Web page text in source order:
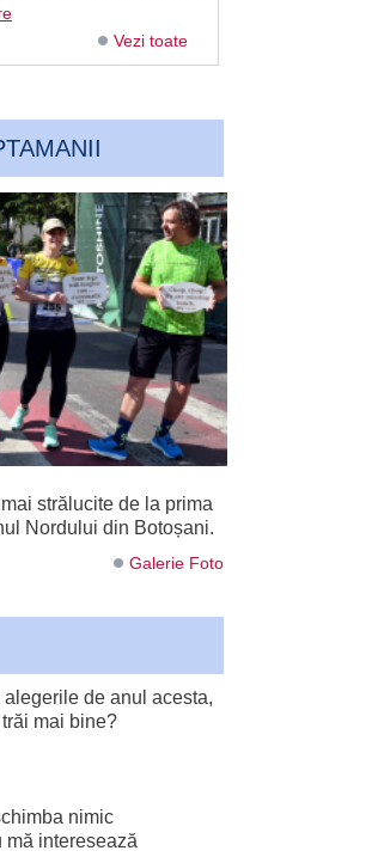
Vezi toate
strălucite de la prima
Nordului din Botoșani.
Galerie Foto
de anul acesta,
mai bine?
nimic
mă interesează